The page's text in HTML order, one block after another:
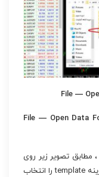
File —
File — Open Data
مطابق تصویر زیر روی
نمودار کلیک راست کرده و از منوی باز شده گزینه template را انتخاب